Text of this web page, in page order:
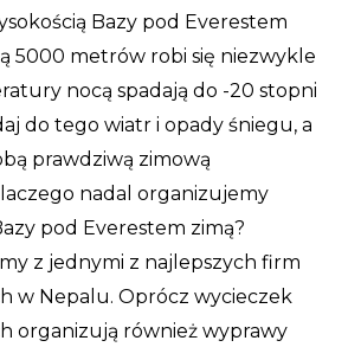
Bazy pod Everestem
5000 metrów robi się niezwykle
nocą spadają do -20 stopni
do tego wiatr i opady śniegu, a
prawdziwą zimową
nadal organizujemy
pod Everestem zimą?
z jednymi z najlepszych firm
w Nepalu. Oprócz wycieczek
organizują również wyprawy